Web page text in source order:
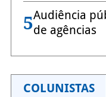
5Audiência
de agências
COLUNISTAS